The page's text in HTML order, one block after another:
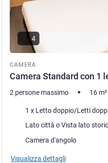
- Camera
CAMERA
Camera Standard con 1
4
2 persone massimo 16 m²
Biancheria da letto
1 x Letto doppio/Letti
Vista:
Lato città o Vista lato
Più alloggi:
Camera d'angolo
Visualizza dettagli